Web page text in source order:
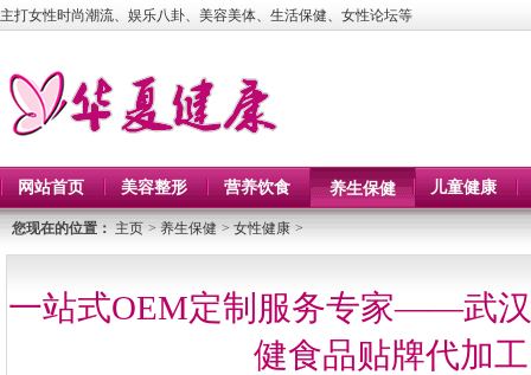
主打女性时尚潮流、娱乐八卦、美容美体、生活保健、女性论坛等
网站首页 美容整形 营养饮食 养生保健 儿童健康
您现在的位置： 主页 > 养生保健 > 女性健康 >
一站式OEM定制服务专家——武
健食品贴牌代加工